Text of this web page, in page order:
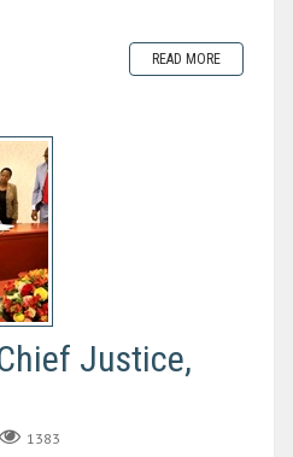
READ MORE
Justice,
1383